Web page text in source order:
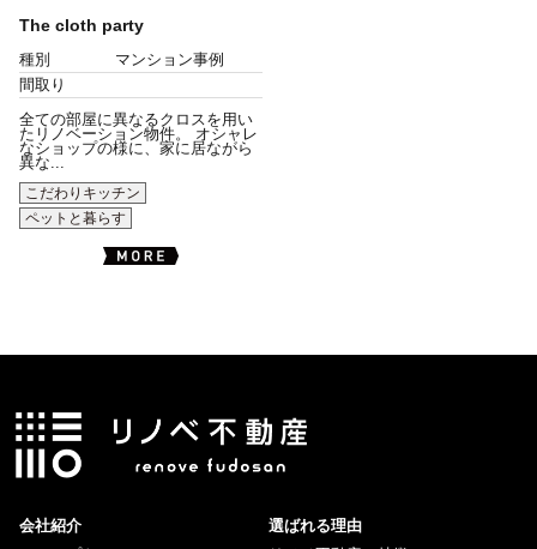
The cloth party
種別
マンション事例
間取り
全ての部屋に異なるクロスを用い
たリノベーション物件。 オシャレ
なショップの様に、家に居ながら
異な...
こだわりキッチン
ペットと暮らす
会社紹介
選ばれる理由